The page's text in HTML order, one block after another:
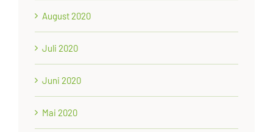
August 2020
Juli 2020
Juni 2020
Mai 2020